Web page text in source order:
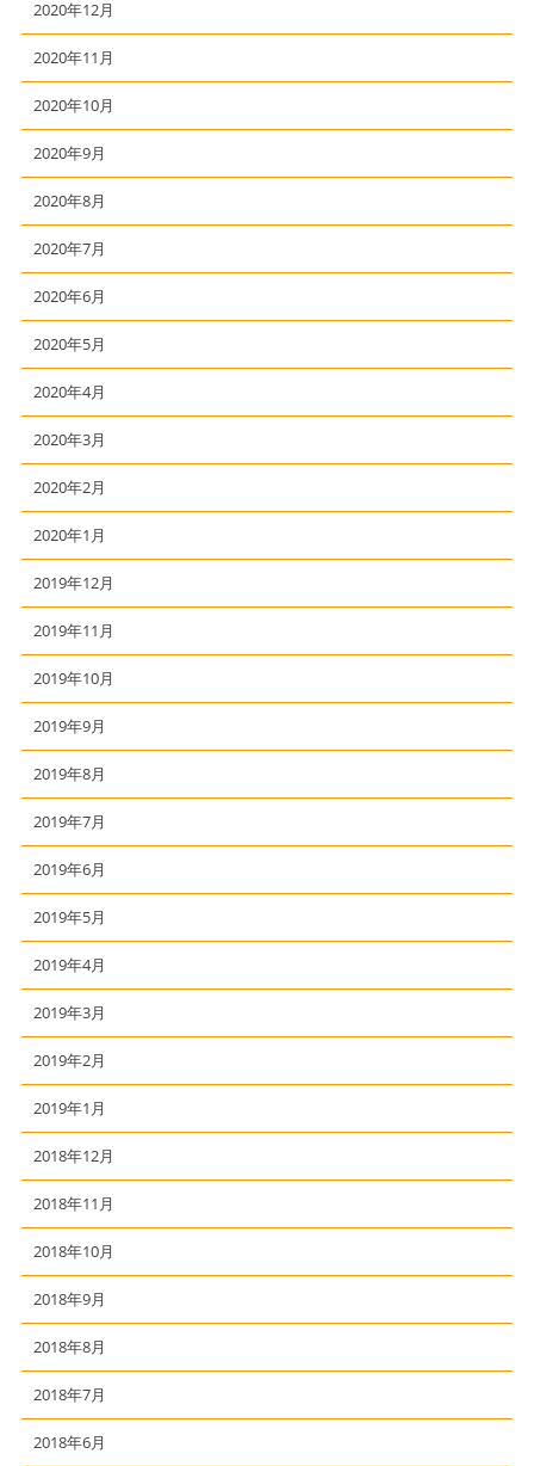
2020年12月
2020年11月
2020年10月
2020年9月
2020年8月
2020年7月
2020年6月
2020年5月
2020年4月
2020年3月
2020年2月
2020年1月
2019年12月
2019年11月
2019年10月
2019年9月
2019年8月
2019年7月
2019年6月
2019年5月
2019年4月
2019年3月
2019年2月
2019年1月
2018年12月
2018年11月
2018年10月
2018年9月
2018年8月
2018年7月
2018年6月